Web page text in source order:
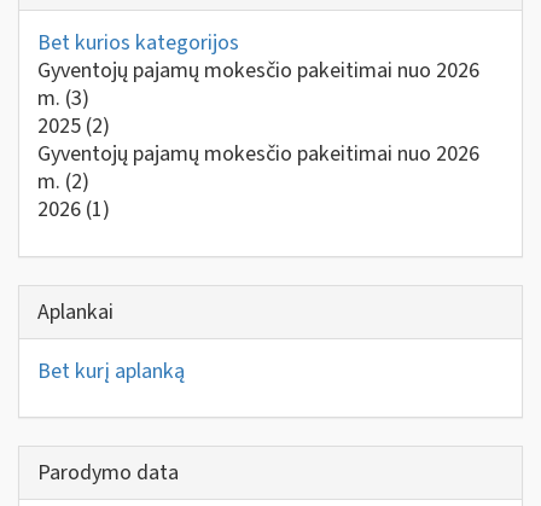
Bet kurios kategorijos
Gyventojų pajamų mokesčio pakeitimai nuo 2026
m. (3)
2025 (2)
Gyventojų pajamų mokesčio pakeitimai nuo 2026
m. (2)
2026 (1)
Aplankai
Bet kurį aplanką
Parodymo data